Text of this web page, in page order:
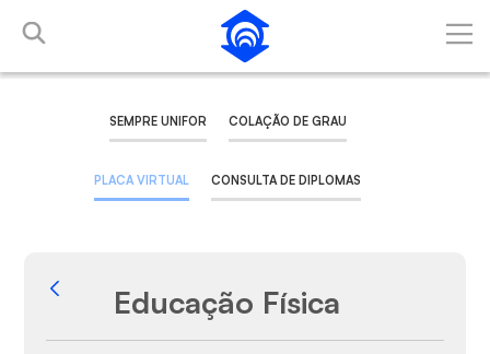
Pular para o Conteúdo principal
SEMPRE UNIFOR COLAÇÃO DE GRAU
PLACA VIRTUAL CONSULTA DE DIPLOMAS
Voltar
Educação Física